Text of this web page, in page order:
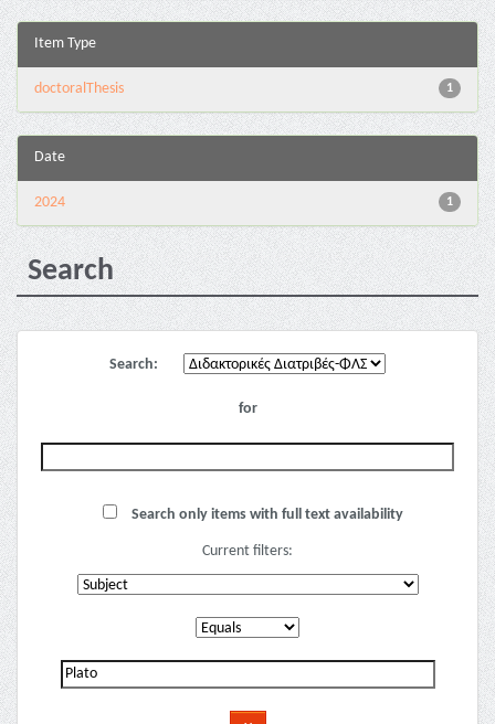
Item Type
1
doctoralThesis
Date
1
2024
Search
Search:
for
Search only items with full text availability
Current filters: